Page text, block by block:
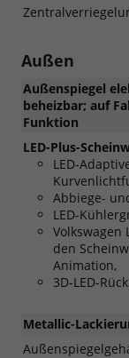
Außen
Außenspiegel
beheizbar; auf
Funktion
LED-Plus-
LED-
Abbiege-
LED-
Volkswagen
den
Animation,
3D-LED-
Metallic-